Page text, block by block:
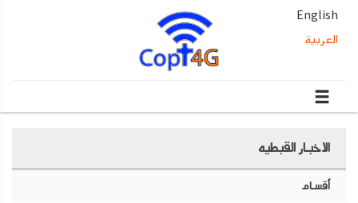
English
العربية
الاخبار القبطيه
أقسام